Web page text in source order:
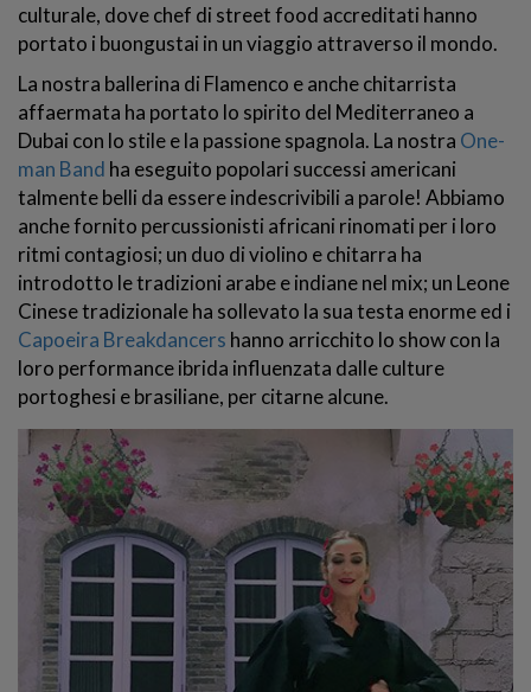
culturale, dove chef di street food accreditati hanno
portato i buongustai in un viaggio attraverso il mondo.
La nostra ballerina di Flamenco e anche chitarrista
affaermata ha portato lo spirito del Mediterraneo a
Dubai con lo stile e la passione spagnola. La nostra One-
man Band ha eseguito popolari successi americani
talmente belli da essere indescrivibili a parole! Abbiamo
anche fornito percussionisti africani rinomati per i loro
ritmi contagiosi; un duo di violino e chitarra ha
introdotto le tradizioni arabe e indiane nel mix; un Leone
Cinese tradizionale ha sollevato la sua testa enorme ed i
Capoeira Breakdancers hanno arricchito lo show con la
loro performance ibrida influenzata dalle culture
portoghesi e brasiliane, per citarne alcune.